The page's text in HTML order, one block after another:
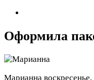
Оформила
Марианна